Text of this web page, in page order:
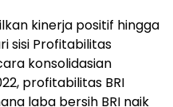
kinerja positif hingga
sisi Profitabilitas
konsolidasian
profitabilitas BRI
laba bersih BRI naik